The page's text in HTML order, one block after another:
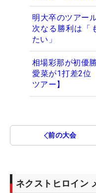
明大卒のツアー
次なる勝利は「
たい」
相場彩那が初優
愛菜が1打差2位
ツアー】
前の大会
ネクストヒロイン